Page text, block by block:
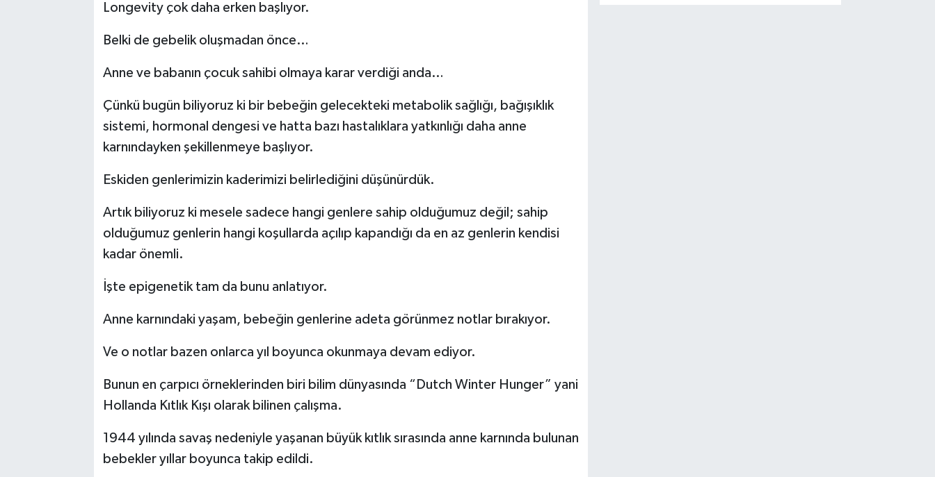
Longevity çok daha erken başlıyor.
Belki de gebelik oluşmadan önce…
Anne ve babanın çocuk sahibi olmaya karar verdiği anda…
Çünkü bugün biliyoruz ki bir bebeğin gelecekteki metabolik sağlığı, bağışıklık
sistemi, hormonal dengesi ve hatta bazı hastalıklara yatkınlığı daha anne
karnındayken şekillenmeye başlıyor.
Eskiden genlerimizin kaderimizi belirlediğini düşünürdük.
Artık biliyoruz ki mesele sadece hangi genlere sahip olduğumuz değil; sahip
olduğumuz genlerin hangi koşullarda açılıp kapandığı da en az genlerin kendisi
kadar önemli.
İşte epigenetik tam da bunu anlatıyor.
Anne karnındaki yaşam, bebeğin genlerine adeta görünmez notlar bırakıyor.
Ve o notlar bazen onlarca yıl boyunca okunmaya devam ediyor.
Bunun en çarpıcı örneklerinden biri bilim dünyasında “Dutch Winter Hunger” yani
Hollanda Kıtlık Kışı olarak bilinen çalışma.
1944 yılında savaş nedeniyle yaşanan büyük kıtlık sırasında anne karnında bulunan
bebekler yıllar boyunca takip edildi.